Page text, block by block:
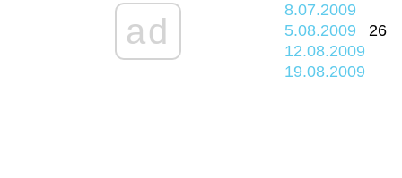
ad
8.07.2009
5.08.2009
12.08.2009
19.08.2009
26